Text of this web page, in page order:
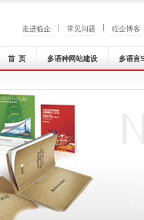
走进临企 常见问题 临企博客
首 页 多语种网站建设 多语言